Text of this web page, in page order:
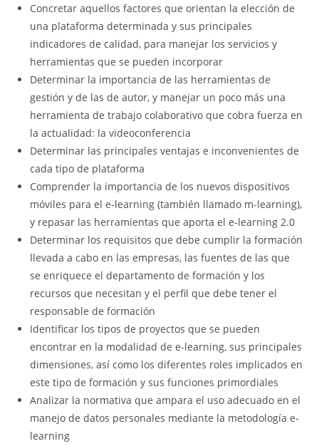
Concretar aquellos factores que orientan la elección de
una plataforma determinada y sus principales
indicadores de calidad, para manejar los servicios y
herramientas que se pueden incorporar
Determinar la importancia de las herramientas de
gestión y de las de autor, y manejar un poco más una
herramienta de trabajo colaborativo que cobra fuerza en
la actualidad: la videoconferencia
Determinar las principales ventajas e inconvenientes de
cada tipo de plataforma
Comprender la importancia de los nuevos dispositivos
móviles para el e-learning (también llamado m-learning),
y repasar las herramientas que aporta el e-learning 2.0
Determinar los requisitos que debe cumplir la formación
llevada a cabo en las empresas, las fuentes de las que
se enriquece el departamento de formación y los
recursos que necesitan y el perfil que debe tener el
responsable de formación
Identificar los tipos de proyectos que se pueden
encontrar en la modalidad de e-learning, sus principales
dimensiones, así como los diferentes roles implicados en
este tipo de formación y sus funciones primordiales
Analizar la normativa que ampara el uso adecuado en el
manejo de datos personales mediante la metodología e-
learning